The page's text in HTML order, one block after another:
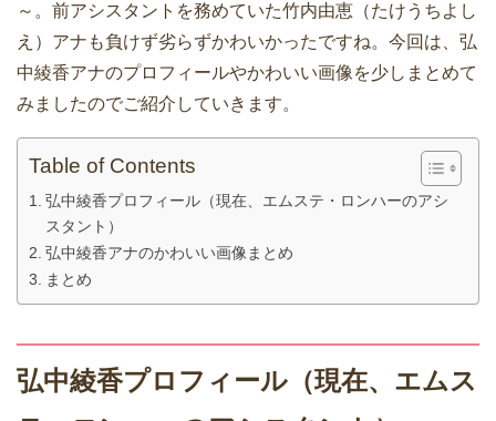
～。前アシスタントを務めていた竹内由恵（たけうちよし
え）アナも負けず劣らずかわいかったですね。今回は、弘
中綾香アナのプロフィールやかわいい画像を少しまとめて
みましたのでご紹介していきます。
Table of Contents
弘中綾香プロフィール（現在、エムステ・ロンハーのアシ
スタント）
弘中綾香アナのかわいい画像まとめ
まとめ
弘中綾香プロフィール（現在、エムス